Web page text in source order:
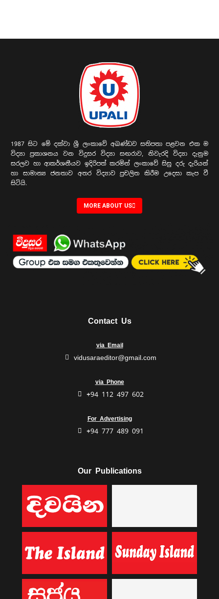
1987 සිට මේ දක්වා ශ්‍රී ලංකාවේ අඛණ්ඩව සතිපතා පළවන එක ම
විද්‍යා ප්‍රකාශනය වන විදුසර විද්‍යා සඟරාව, නිවැරදි විද්‍යා දැනුම
සරලව හා ආකර්ශනීයව ඉදිරිපත් කරමින් ලංකාවේ සිසු දරු දැරියන්
හා සාමාන්‍ය ජනතාව අතර විද්‍යාව ප්‍රචලිත කිරීම උදෙසා කැප වී
සිටියි.
MORE ABOUT US
Contact Us
via Email
vidusaraeditor@gmail.com
via Phone
+94 112 497 602
For Advertising
+94 777 489 091
Our Publications